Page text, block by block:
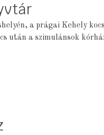
a prágai Kehely
után a szimulánsok